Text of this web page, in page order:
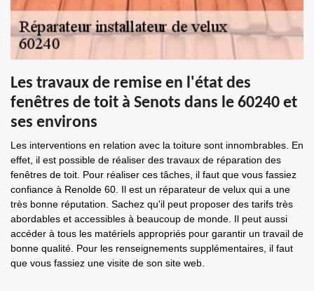
Les travaux de remise en l'état des
fenêtres de toit à Senots dans le 60240 et
ses environs
Les interventions en relation avec la toiture sont innombrables. En
effet, il est possible de réaliser des travaux de réparation des
fenêtres de toit. Pour réaliser ces tâches, il faut que vous fassiez
confiance à Renolde 60. Il est un réparateur de velux qui a une
très bonne réputation. Sachez qu'il peut proposer des tarifs très
abordables et accessibles à beaucoup de monde. Il peut aussi
accéder à tous les matériels appropriés pour garantir un travail de
bonne qualité. Pour les renseignements supplémentaires, il faut
que vous fassiez une visite de son site web.